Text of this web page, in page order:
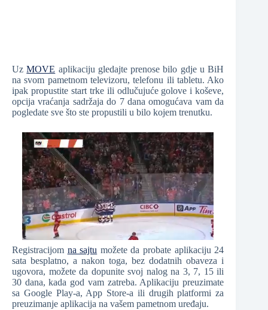
UzMOVE aplikaciju gledajte prenose bilo gdje u BiH
na svom pametnom televizoru, telefonu ili tabletu. Ako
ipak propustite start trke ili odlučujuće golove i koševe,
opcija vraćanja sadržaja do 7 dana omogućava vam da
pogledate sve što ste propustili u bilo kojem trenutku.
Registracijom na sajtu možete da probate aplikaciju 24
sata besplatno, a nakon toga, bez dodatnih obaveza i
ugovora, možete da dopunite svoj nalog na 3, 7, 15 ili
30 dana, kada god vam zatreba. Aplikaciju preuzimate
sa Google Play-a, App Store-a ili drugih platformi za
preuzimanje aplikacija na vašem pametnom uređaju.